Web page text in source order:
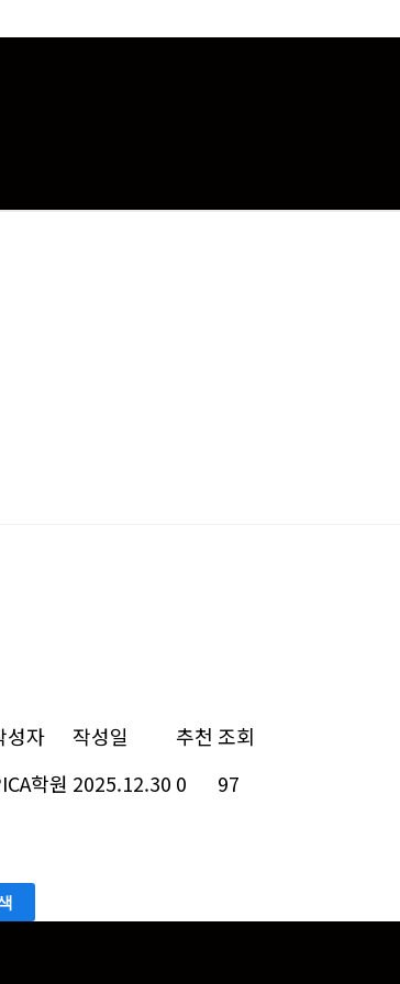
성자 작성일 추천 조회
학원 2025.12.30 0 97